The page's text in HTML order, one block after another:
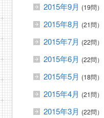
2015年9月 (19問）
2015年8月 (21問）
2015年7月 (22問）
2015年6月 (22問）
2015年5月 (18問）
2015年4月 (21問）
2015年3月 (22問）